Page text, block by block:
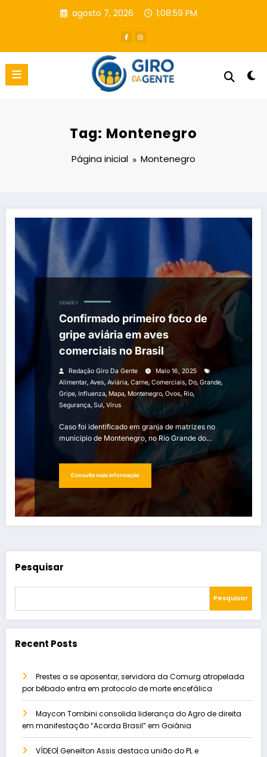
agosto 7, 2026 1:08:59 PM
Tag: Montenegro
Página inicial Montenegro
CIDADES
Confirmado primeiro foco de
gripe aviária em aves
comerciais no Brasil
Redação Giro Da Gente
Maio 16, 2025
Alimentar, Aves, Aviária, Carne, Comerciais, Do, Grande,
Gripe, Influenza, Mapa, Montenegro, Ovos, Rio,
Segurança, Sul, Vírus
Caso foi identificado em granja de matrizes no
município de Montenegro, no Rio Grande do…
Consulte mais informação
Pesquisar
Pesquisar
Recent Posts
Prestes a se aposentar, servidora da Comurg atropelada
por bêbado entra em protocolo de morte encefálica
Maycon Tombini consolida liderança do Agro de direita
em manifestação “Acorda Brasil” em Goiânia
VÍDEO| Geneilton Assis destaca união do PL e